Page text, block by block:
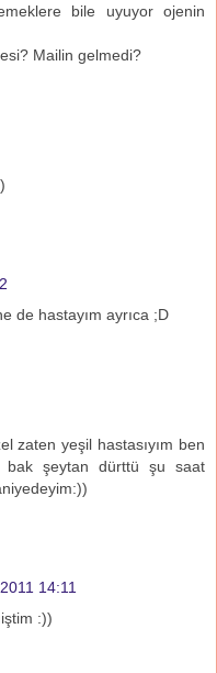
bile uyuyor ojenin
Mailin gelmedi?
de hastayım ayrıca ;D
zaten yeşil hastasıyım ben
şeytan dürttü şu saat
14:11
:))